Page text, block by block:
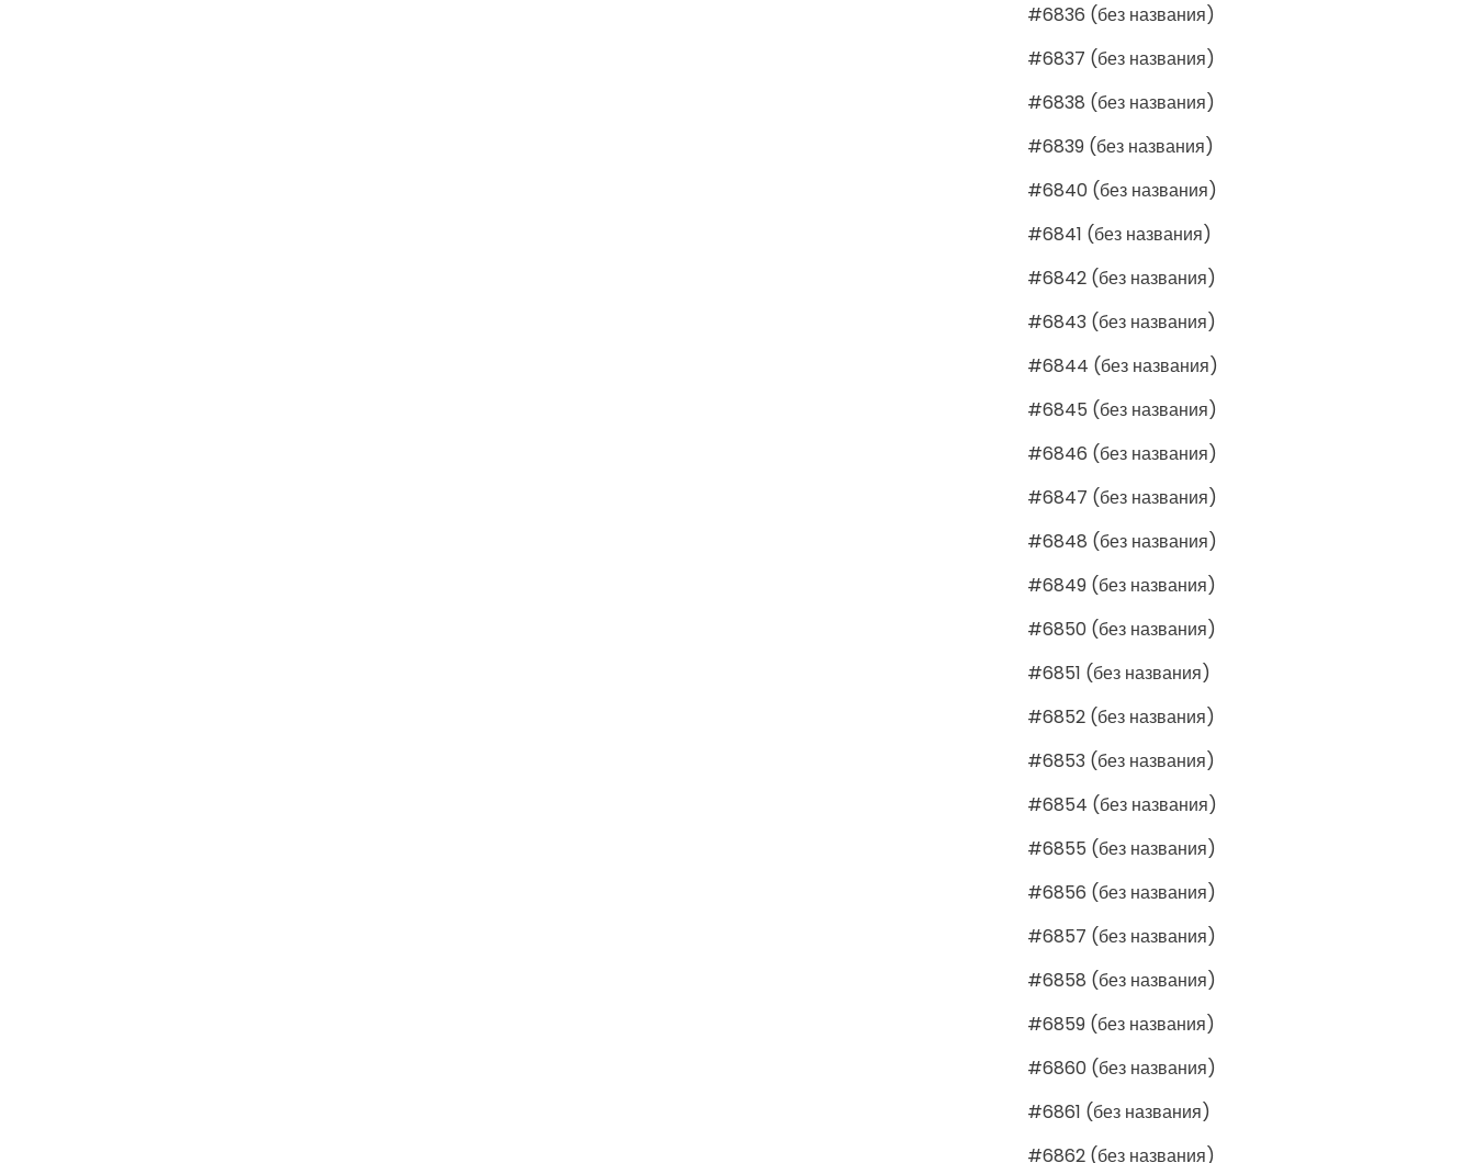
#6836 (без названия)
#6837 (без названия)
#6838 (без названия)
#6839 (без названия)
#6840 (без названия)
#6841 (без названия)
#6842 (без названия)
#6843 (без названия)
#6844 (без названия)
#6845 (без названия)
#6846 (без названия)
#6847 (без названия)
#6848 (без названия)
#6849 (без названия)
#6850 (без названия)
#6851 (без названия)
#6852 (без названия)
#6853 (без названия)
#6854 (без названия)
#6855 (без названия)
#6856 (без названия)
#6857 (без названия)
#6858 (без названия)
#6859 (без названия)
#6860 (без названия)
#6861 (без названия)
#6862 (без названия)